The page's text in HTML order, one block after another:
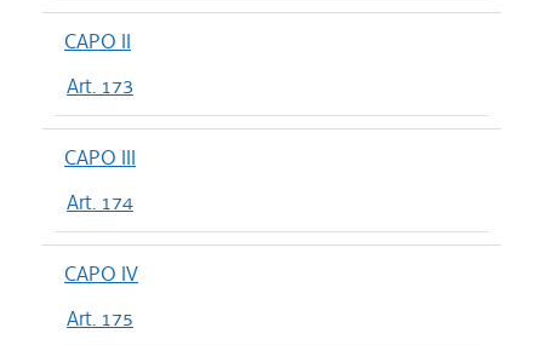
CAPO II
Art. 173
CAPO III
Art. 174
CAPO IV
Art. 175